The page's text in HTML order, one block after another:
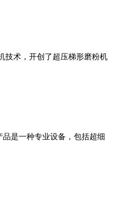
技术，开创了超压梯形磨粉机
是一种专业设备，包括超细